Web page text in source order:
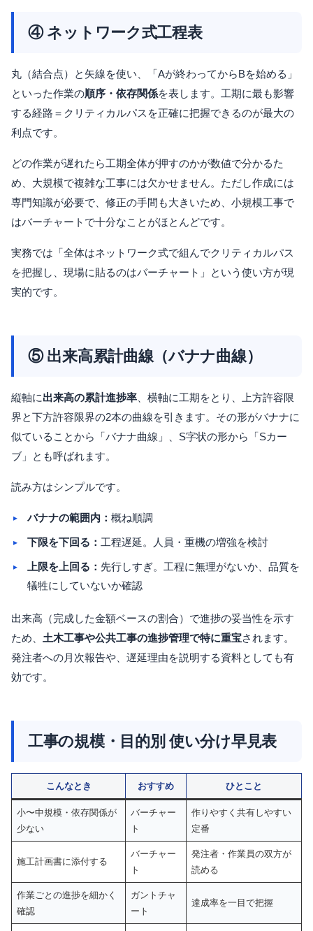
④ ネットワーク式工程表
丸（結合点）と矢線を使い、「Aが終わってからBを始める」
といった作業の順序・依存関係を表します。工期に最も影響
する経路＝クリティカルパスを正確に把握できるのが最大の
利点です。
どの作業が遅れたら工期全体が押すのかが数値で分かるた
め、大規模で複雑な工事には欠かせません。ただし作成には
専門知識が必要で、修正の手間も大きいため、小規模工事で
はバーチャートで十分なことがほとんどです。
実務では「全体はネットワーク式で組んでクリティカルパス
を把握し、現場に貼るのはバーチャート」という使い方が現
実的です。
⑤ 出来高累計曲線（バナナ曲線）
縦軸に出来高の累計進捗率 、横軸に工期をとり、上方許容限
界と下方許容限界の2本の曲線を引きます。その形がバナナに
似ていることから「バナナ曲線」、S字状の形から「Sカー
ブ」とも呼ばれます。
読み方はシンプルです。
バナナの範囲内： 概ね順調
下限を下回る： 工程遅延。人員・重機の増強を検討
上限を上回る： 先行しすぎ。工程に無理がないか、品質を
犠牲にしていないか確認
出来高（完成した金額ベースの割合）で進捗の妥当性を示す
ため、 土木工事や公共工事の進捗管理で特に重宝されます。
発注者への月次報告や、遅延理由を説明する資料としても有
効です。
工事の規模・目的別 使い分け早見表
こんなとき おすすめ ひとこと
小〜中規模・依存関係が
少ない
バーチャー
ト
作りやすく共有しやすい
定番
施工計画書に添付する
バーチャー
ト
発注者・作業員の双方が
読める
作業ごとの進捗を細かく
確認
ガントチャ
ート
達成率を一目で把握